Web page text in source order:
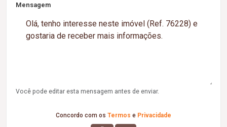
Mensagem
Você pode editar esta mensagem antes de enviar.
Concordo com os Termos e Privacidade